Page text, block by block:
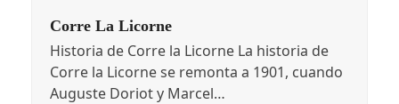
Corre La Licorne
Historia de Corre la Licorne La historia de
Corre la Licorne se remonta a 1901, cuando
Auguste Doriot y Marcel…